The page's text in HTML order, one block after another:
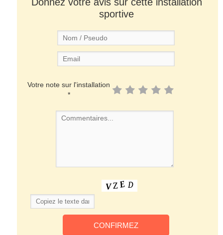
sportive
Votre note sur l'installation
*